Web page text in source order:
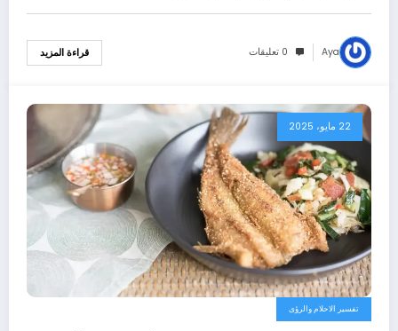
Aya 0 تعليقات قراءة المزيد
22 مايو، 2025
تفسير الاحلام والرؤى